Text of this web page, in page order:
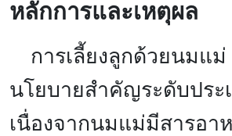
หลักการและเหตุผล
การเลี้ยงลูกด้วยนมแม่
นโยบายสำคัญระดับประ
เนื่องจากนมแม่มีสารอา